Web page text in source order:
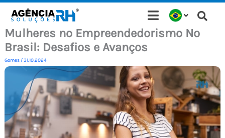
para
conteúdo
Mulheres no Empreendedorismo No
Brasil: Desafios e Avanços
Gomes /31.10.2024